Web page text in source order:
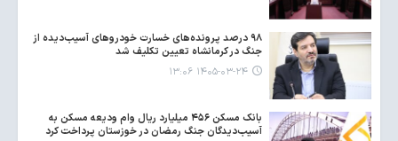
۹۸ درصد پرونده‌های خسارت خودروهای آسیب‌دیده از
جنگ در کرمانشاه تعیین تکلیف شد
۱۴۰۵-۰۳-۲۴ ۱۳:۰۶
بانک مسکن ۴۵۶ میلیارد ریال وام ودیعه مسکن به
آسیب‌دیدگان جنگ رمضان در خوزستان پرداخت کرد